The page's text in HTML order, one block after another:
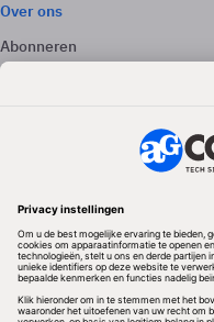
Over ons
Abonneren
Adverteren
Volg ons
Redactionele partner